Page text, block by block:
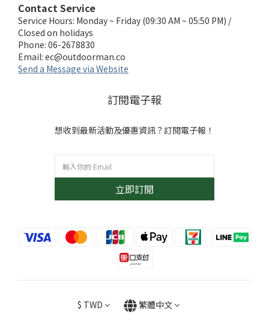
Contact Service
Service Hours: Monday ~ Friday (09:30 AM ~ 05:50 PM) /
Closed on holidays
Phone: 06-2678830
Email: ec@outdoorman.co
Send a Message via Website
訂閱電子報
想收到最新活動及優惠資訊？訂閱電子報！
立即訂閱
$ TWD 繁體中文